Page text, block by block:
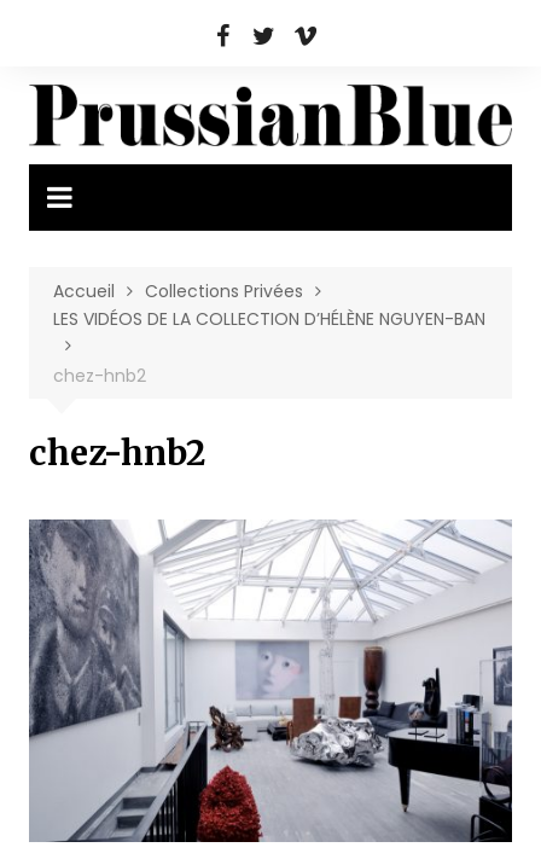
Accueil
Collections Privées
LES VIDÉOS DE LA COLLECTION D’HÉLÈNE NGUYEN-BAN
chez-hnb2
chez-hnb2